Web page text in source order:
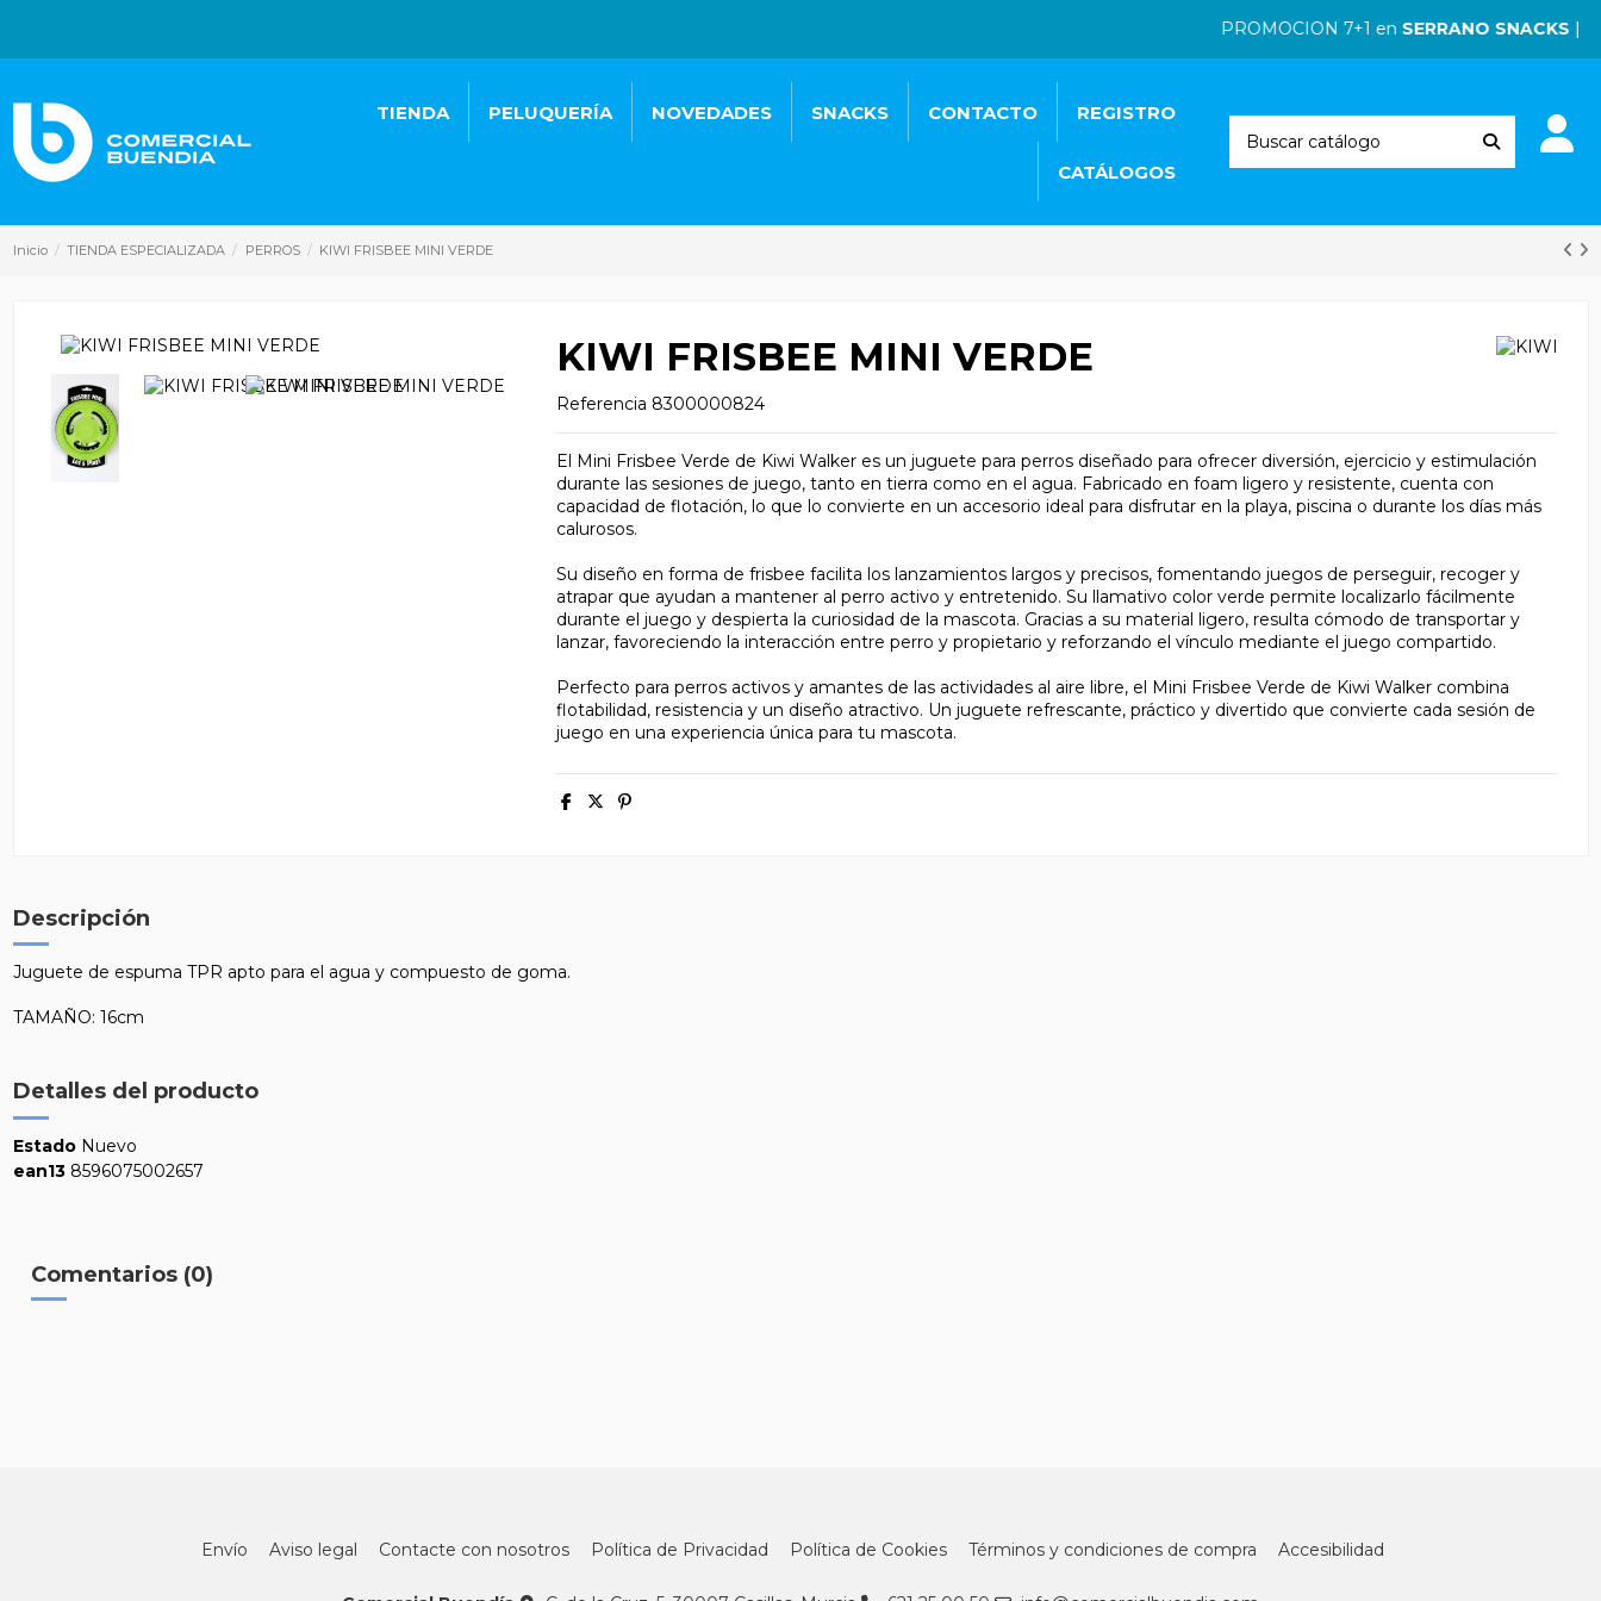
PROMOCION 7+1 enSERRANO SNACKS|
TIENDA PELUQUERÍA NOVEDADES SNACKS CONTACTO REGISTRO
CATÁLOGOS
Inicio TIENDA ESPECIALIZADA PERROS KIWI FRISBEE MINI VERDE
KIWI FRISBEE MINI VERDE
Referencia 8300000824
El Mini Frisbee Verde de Kiwi Walker es un juguete para perros diseñado para ofrecer diversión, ejercicio y estimulación
durante las sesiones de juego, tanto en tierra como en el agua. Fabricado en foam ligero y resistente, cuenta con
capacidad de flotación, lo que lo convierte en un accesorio ideal para disfrutar en la playa, piscina o durante los días más
calurosos.
Su diseño en forma de frisbee facilita los lanzamientos largos y precisos, fomentando juegos de perseguir, recoger y
atrapar que ayudan a mantener al perro activo y entretenido. Su llamativo color verde permite localizarlo fácilmente
durante el juego y despierta la curiosidad de la mascota. Gracias a su material ligero, resulta cómodo de transportar y
lanzar, favoreciendo la interacción entre perro y propietario y reforzando el vínculo mediante el juego compartido.
Perfecto para perros activos y amantes de las actividades al aire libre, el Mini Frisbee Verde de Kiwi Walker combina
flotabilidad, resistencia y un diseño atractivo. Un juguete refrescante, práctico y divertido que convierte cada sesión de
juego en una experiencia única para tu mascota.
Descripción
Juguete de espuma TPR apto para el agua y compuesto de goma.
TAMAÑO: 16cm
Detalles del producto
Estado Nuevo
ean13 8596075002657
Comentarios (0)
Envío Aviso legal Contacte con nosotros Política de Privacidad Política de Cookies Términos y condiciones de compra Accesibilidad